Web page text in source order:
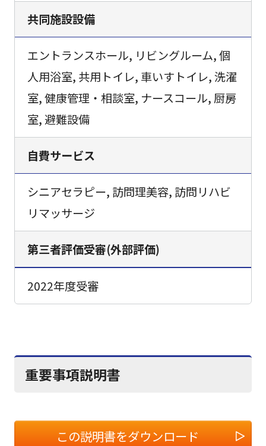
共同施設設備
エントランスホール, リビングルーム, 個
人用浴室, 共用トイレ, 車いすトイレ, 洗濯
室, 健康管理・相談室, ナースコール, 厨房
室, 避難設備
自費サービス
シニアセラピー, 訪問理美容, 訪問リハビ
リマッサージ
第三者評価受審(外部評価)
2022年度受審
重要事項説明書
この説明書をダウンロード